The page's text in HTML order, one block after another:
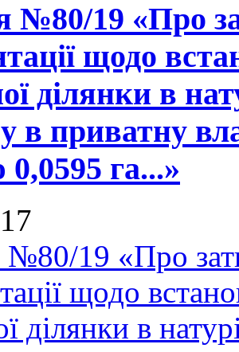
№80/19 «Про
щодо
ділянки в
в приватну
га...»
19 «Про
щодо
ділянки в